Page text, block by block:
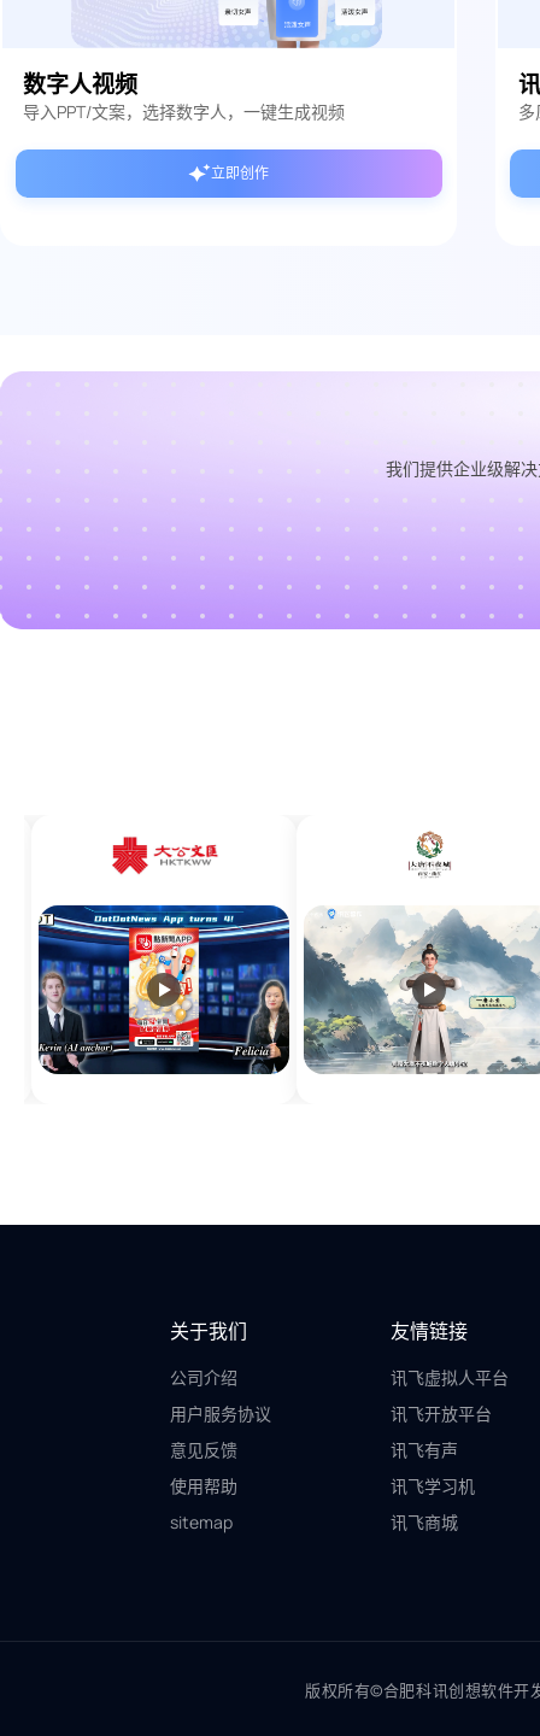
数字人视频
导入PPT/文案，选择数字人，一键生成视频
立即创作
我们提供企业级解
关于我们
公司介绍
用户服务协议
意见反馈
使用帮助
sitemap
友情链接
讯飞虚拟人平台
讯飞开放平台
讯飞有声
讯飞学习机
讯飞商城
版权所有©合肥科讯创想软件开